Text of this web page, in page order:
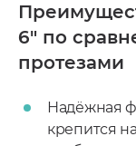
6" по
протезами
Надёжная
крепится